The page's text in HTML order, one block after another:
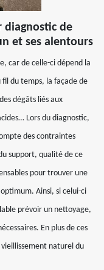
diagnostic de
et ses alentours
car de celle-ci dépend la
du temps, la façade de
dégâts liés aux
Lors du diagnostic,
des contraintes
support, qualité de ce
pour trouver une
Ainsi, si celui-ci
prévoir un nettoyage,
En plus de ces
naturel du